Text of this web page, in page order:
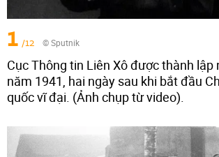
1 /12 © Sputnik
Cục Thông tin Liên Xô được thành lập
năm 1941, hai ngày sau khi bắt đầu
quốc vĩ đại. (Ảnh chụp từ video).